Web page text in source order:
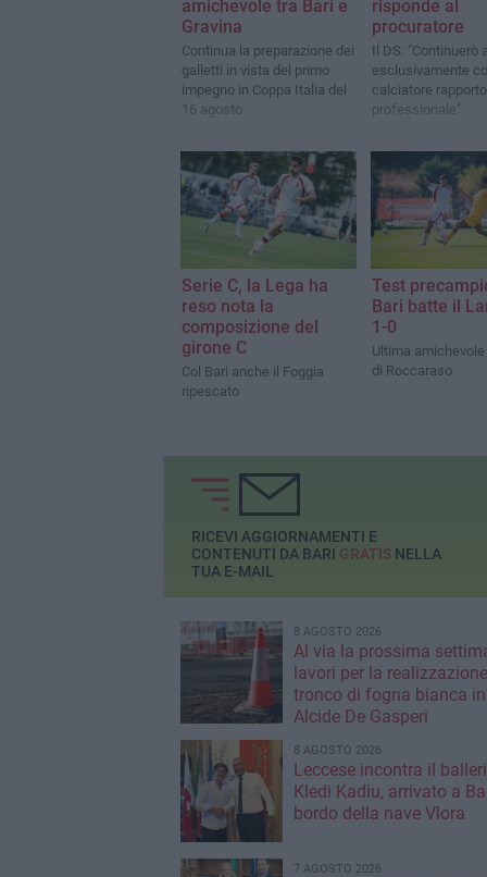
amichevole tra Bari e
Gravina
Continua la preparazione dei
galletti in vista del primo
impegno in Coppa Italia del
16 agosto
risponde al
procuratore
Il DS: "Continuerò
esclusivamente col
calciatore rapporto
professionale"
Serie C, la Lega ha
reso nota la
composizione del
girone C
Col Bari anche il Foggia
ripescato
Test
Bari batte il
1-0
Ultima
di Roccaraso
RICEVI AGGIORNAMENTI E
CONTENUTI DA BARI GRATISNELLA
TUA E-MAIL
8 AGOSTO 2026
Al via la prossima
lavori per la
tronco di fogna bianca
Alcide De Gasperi
8 AGOSTO 2026
Leccese incontra il
Kledi Kadiu, arrivato a
bordo della nave Vlora
7 AGOSTO 2026